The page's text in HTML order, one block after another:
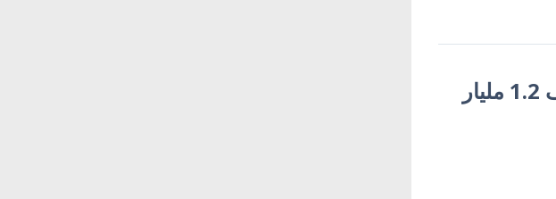
اتفاقية شراكة بين الإمارات وأوكرانيا قد تُضيف 1.2 مليار